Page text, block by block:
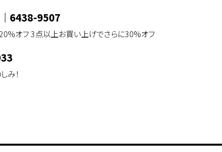
｜ 6438-9507
オフ 3点以上お買い上げでさらに30%オフ
み！